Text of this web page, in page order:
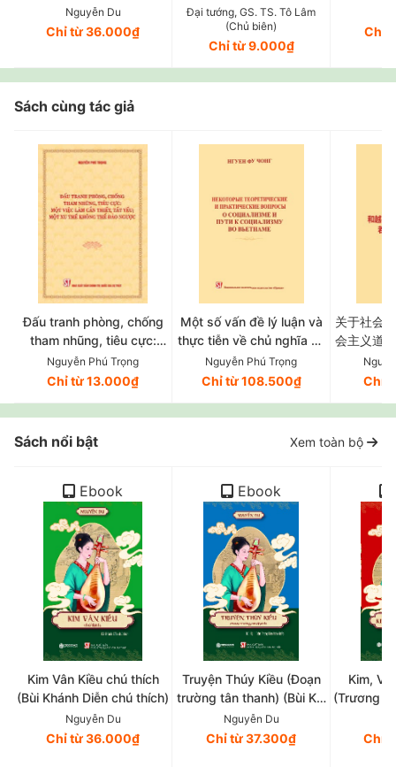
Nguyễn Du
Chỉ từ 36.000₫
nhân dân (Xuất bản lần
thứ năm, có chỉnh sửa, bổ
sung)
Đại tướng, GS. TS. Tô Lâm
(Chủ biên)
Chỉ từ 9.000₫
Chỉ
Sách cùng tác giả
Đấu tranh phòng, chống
tham nhũng, tiêu cực:
Một việc làm cần thiết, tất
yếu; một xu thế không thể
Nguyễn Phú Trọng
Chỉ từ 13.000₫
Một số vấn đề lý luận và
thực tiễn về chủ nghĩa xã
hội và con đường đi lên
chủ nghĩa xã hội ở Việt
Nguyễn Phú Trọng
Chỉ từ 108.500₫
关于社会
会主义道
践问题
số vấn
và con
Chỉ
Sách nổi bật Xem toàn bộ
Ebook
Kim Vân Kiều chú thích
(Bùi Khánh Diễn chú thích)
Nguyễn Du
Chỉ từ 36.000₫
Ebook
Truyện Thúy Kiều (Đoạn
trường tân thanh) (Bùi Kỷ,
Trần Trọng Kim hiệu khảo)
Nguyễn Du
Chỉ từ 37.300₫
Kim,
(Trương
Chỉ